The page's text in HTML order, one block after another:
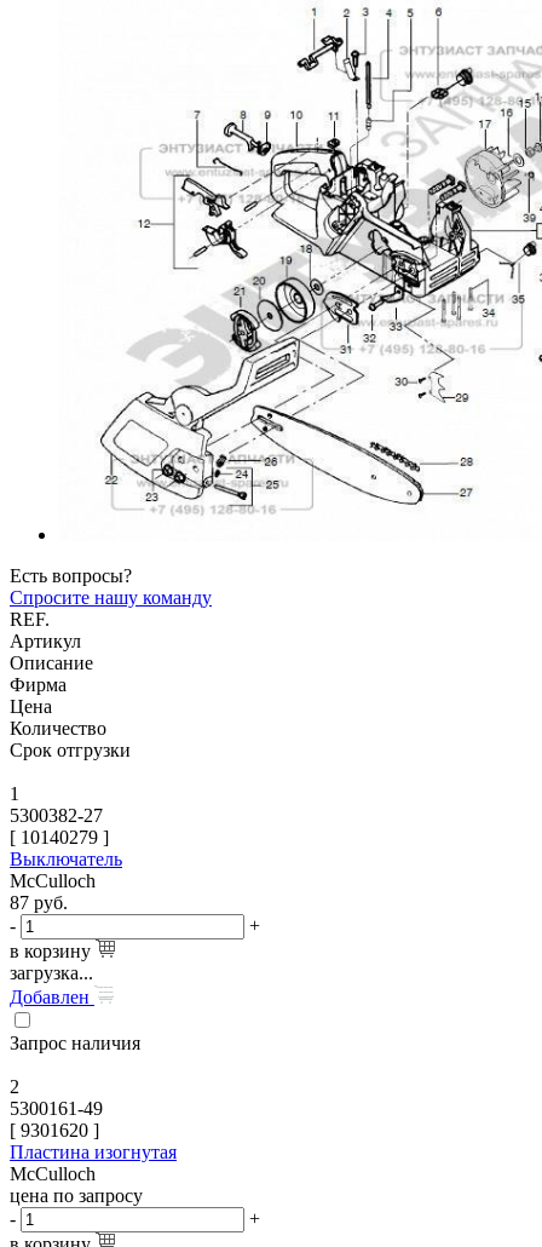
Есть вопросы?
Спросите нашу команду
REF.
Артикул
Описание
Фирма
Цена
Количество
Срок отгрузки
1
5300382-27
[ 10140279 ]
Выключатель
McCulloch
87 руб.
-
+
в корзину
загрузка...
Добавлен
Запрос наличия
2
5300161-49
[ 9301620 ]
Пластина изогнутая
McCulloch
цена по запросу
-
+